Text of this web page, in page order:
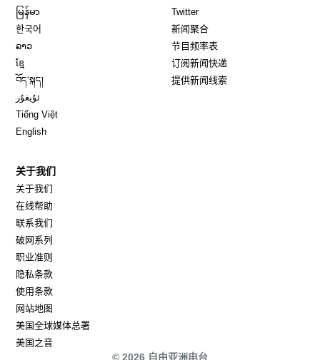
မြန်မာ
한국어
ລາວ
ខ្មែ
བོད་སྐད།
ئۇيغۇر
Tiếng Việt
English
TwitterOpens in new window
新闻聚合
节目频率表
订阅新闻快递
提供新闻线索
关于我们
关于我们
在线帮助
联系我们
破网系列
职业准则
隐私条款
使用条款
网站地图
美国全球媒体总署
美国之音
© 2026 自由亚洲电台